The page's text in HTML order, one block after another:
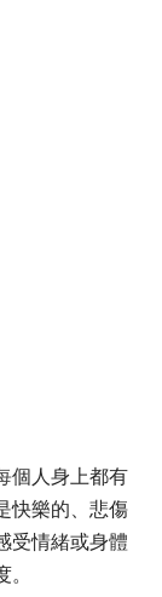
個人身上都有
快樂的、悲傷
受情緒或身體